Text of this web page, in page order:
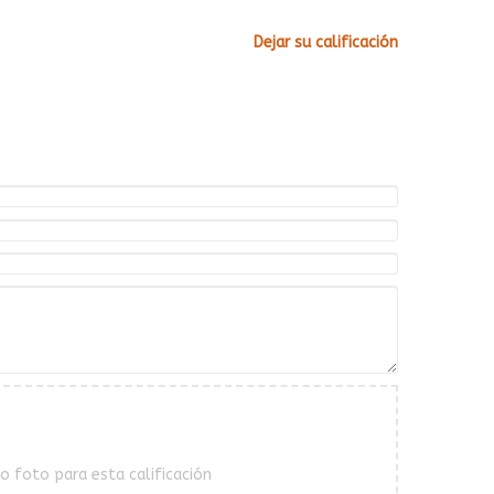
Dejar su calificación
o foto para esta calificación